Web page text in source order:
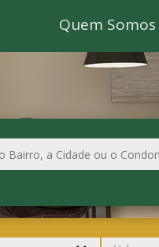
Quem Somos